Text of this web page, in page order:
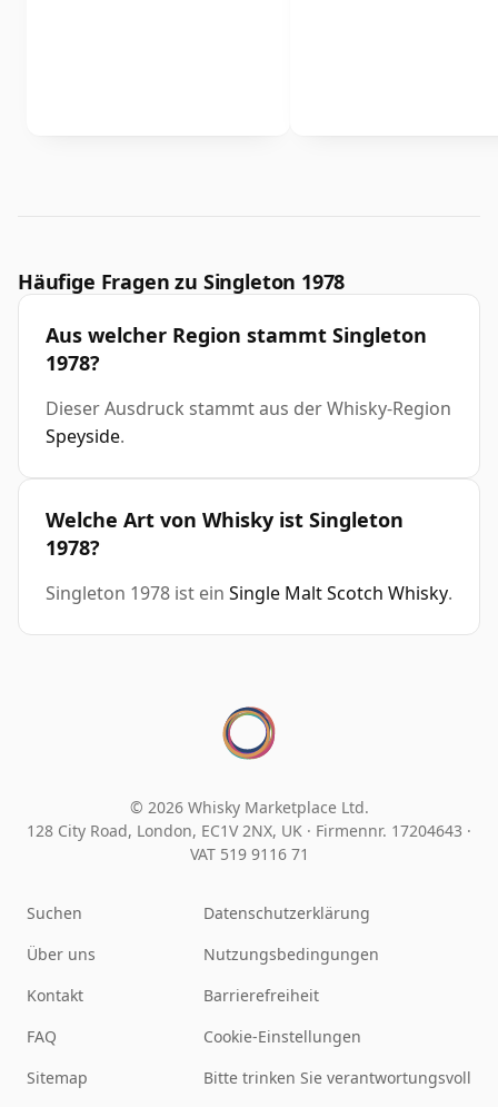
Häufige Fragen zu Singleton 1978
Aus welcher Region stammt Singleton
1978?
Dieser Ausdruck stammt aus der Whisky-Region
Speyside.
Welche Art von Whisky ist Singleton
1978?
Singleton 1978 ist ein Single Malt Scotch Whisky.
© 2026 Whisky Marketplace Ltd.
128 City Road, London, EC1V 2NX, UK · Firmennr. 17204643 ·
VAT 519 9116 71
Suchen
Über uns
Kontakt
FAQ
Sitemap
Datenschutzerklärung
Nutzungsbedingungen
Barrierefreiheit
Cookie-Einstellungen
Bitte trinken Sie verantwortungsvoll